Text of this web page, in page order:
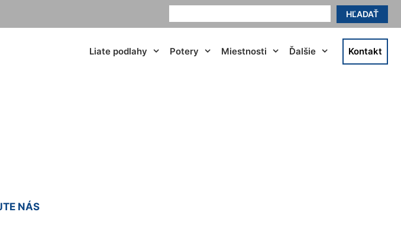
HĽADAŤ
Liate podlahy Potery Miestnosti Ďalšie Kontakt
NÁS